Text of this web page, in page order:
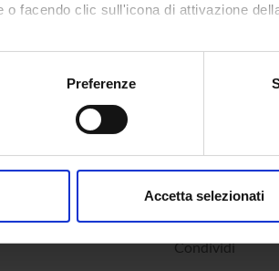
o facendo clic sull'icona di attivazione
anche:
sulla tua posizione geografica, con
in qualsiasi momento dalla
e social media, i quali potrebbero
Preferenze
Accetta selezionati
Condividi